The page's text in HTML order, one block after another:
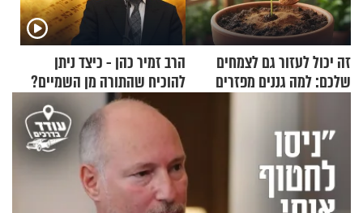
זה יכול לעזור גם לצמחים
שלכם: למה גננים מפזרים
הרב זמיר כהן - כיצד ניתן
להוכיח שהתורה מן השמיים?